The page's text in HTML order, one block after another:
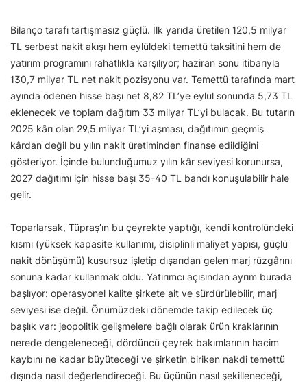
Bilanço tarafı tartışmasız güçlü. İlk yarıda üretilen 120,5 milyar
TL serbest nakit akışı hem eylüldeki temettü taksitini hem de
yatırım programını rahatlıkla karşılıyor; haziran sonu itibarıyla
130,7 milyar TL net nakit pozisyonu var. Temettü tarafında mart
ayında ödenen hisse başı net 8,82 TL’ye eylül sonunda 5,73 TL
eklenecek ve toplam dağıtım 33 milyar TL’yi bulacak. Bu tutarın
2025 kârı olan 29,5 milyar TL’yi aşması, dağıtımın geçmiş
kârdan değil bu yılın nakit üretiminden finanse edildiğini
gösteriyor. İçinde bulunduğumuz yılın kâr seviyesi korunursa,
2027 dağıtımı için hisse başı 35-40 TL bandı konuşulabilir hale
gelir.
Toparlarsak, Tüpraş’ın bu çeyrekte yaptığı, kendi kontrolündeki
kısmı (yüksek kapasite kullanımı, disiplinli maliyet yapısı, güçlü
nakit dönüşümü) kusursuz işletip dışarıdan gelen marj rüzgârını
sonuna kadar kullanmak oldu. Yatırımcı açısından ayrım burada
başlıyor: operasyonel kalite şirkete ait ve sürdürülebilir, marj
seviyesi ise değil. Önümüzdeki dönemde takip edilecek üç
başlık var: jeopolitik gelişmelere bağlı olarak ürün kraklarının
nerede dengeleneceği, dördüncü çeyrek bakımlarının hacim
kaybını ne kadar büyüteceği ve şirketin biriken nakdi temettü
dışında nasıl değerlendireceği. Bu üçünün nasıl şekilleneceği,